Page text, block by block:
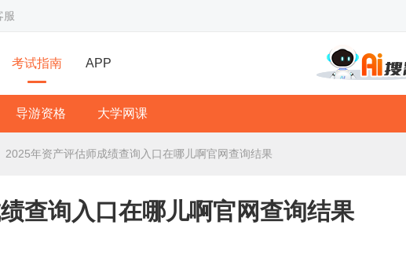
服
考试指南 APP
导游资格 大学网课
2025年资产评估师成绩查询入口在哪儿啊官网查询结果
查询入口在哪儿啊官网查询结果